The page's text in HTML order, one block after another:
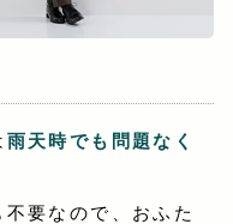
雨天時でも問題なく
要なので、おふた